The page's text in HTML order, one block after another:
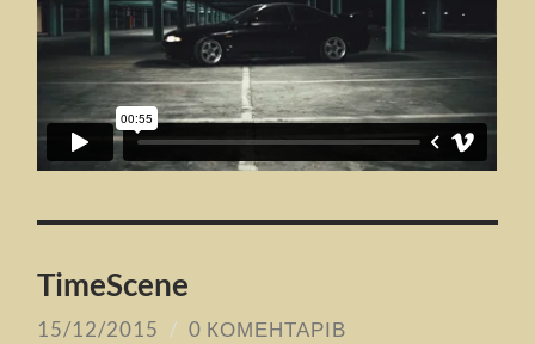
TimeScene
15/12/2015 / 0 КОМЕНТАРІВ